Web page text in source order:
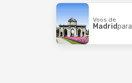
Voos de
Madridpara